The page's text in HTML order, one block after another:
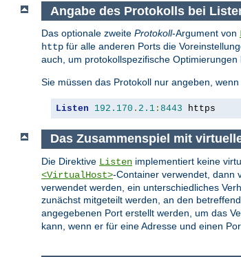
Angabe des Protokolls bei
Das optionale zweite Protokoll-Argument von
http für alle anderen Ports die
auch, um protokollspezifische Optimierungen
Sie müssen das Protokoll nur angeben,
Listen 192.170 . 2.1 : 8443 https
Das Zusammenspiel mit
Die Direktive Listen implementiert keine
<VirtualHost>-Container verwendet, dann
verwendet werden, ein unterschiedliches
zunächst mitgeteilt werden, an den
angegebenen Port erstellt werden, um das
kann, wenn er für eine Adresse und einen